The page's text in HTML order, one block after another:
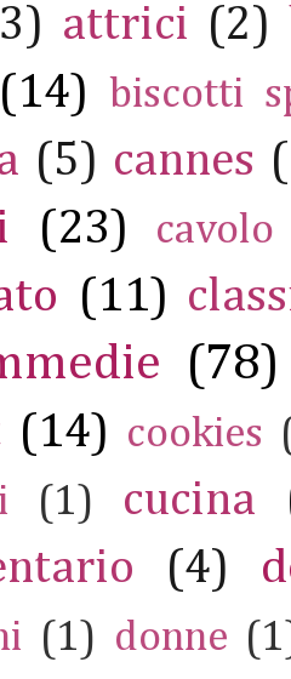
attrici (2)
(14) biscotti
(5) cannes
(23) cavolo
(11)
(78)
(14) cookies
(1) cucina
(4)
(1) donne